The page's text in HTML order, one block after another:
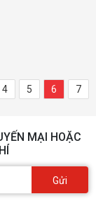
4 5 6 7
MẠI HOẶC
Gửi